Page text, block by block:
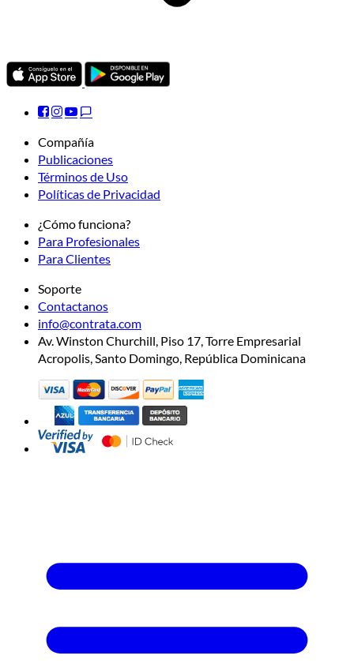
Compañía
Publicaciones
Términos de Uso
Políticas de Privacidad
¿Cómo funciona?
Para Profesionales
Para Clientes
Soporte
Contactanos
info@contrata.com
Av. Winston Churchill, Piso 17, Torre Empresarial
Acropolis, Santo Domingo, República Dominicana